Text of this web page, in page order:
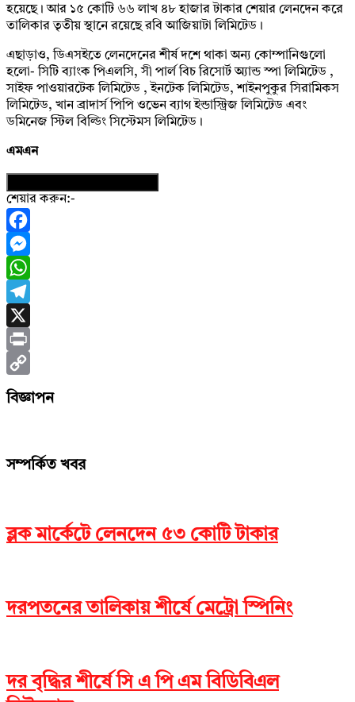
হয়েছে। আর ১৫ কোটি ৬৬ লাখ ৪৮ হাজার টাকার শেয়ার লেনদেন করে
তালিকার তৃতীয় স্থানে রয়েছে রবি আজিয়াটা লিমিটেড।
এছাড়াও, ডিএসইতে লেনদেনের শীর্ষ দশে থাকা অন্য কোম্পানিগুলো
হলো- সিটি ব্যাংক পিএলসি, সী পার্ল বিচ রিসোর্ট অ্যান্ড স্পা লিমিটেড ,
সাইফ পাওয়ারটেক লিমিটেড , ইনটেক লিমিটেড, শাইনপুকুর সিরামিকস
লিমিটেড, খান ব্রাদার্স পিপি ওভেন ব্যাগ ইন্ডাস্ট্রিজ লিমিটেড এবং
ডমিনেজ স্টিল বিল্ডিং সিস্টেমস লিমিটেড।
এমএন
শেয়ার করুন:-
Facebook
Messenger
WhatsApp
Telegram
X
Print
Copy
বিজ্ঞাপন
সম্পর্কিত খবর
ব্লক মার্কেটে লেনদেন ৫৩ কোটি টাকার
দরপতনের তালিকায় শীর্ষে মেট্রো স্পিনিং
দর বৃদ্ধির শীর্ষে সি এ পি এম বিডিবিএল